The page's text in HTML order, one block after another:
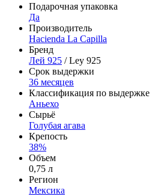
Подарочная упаковка
Да
Производитель
Hacienda La Capilla
Бренд
Лей 925 / Ley 925
Срок выдержки
36 месяцев
Классификация по выдержке
Аньехо
Сырьё
Голубая агава
Крепость
38%
Объем
0,75 л
Регион
Мексика